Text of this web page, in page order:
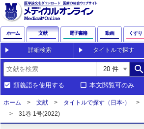
ホーム 文献 電子書籍 動画 くすり
詳細検索 タイトルで探す
search
類義語を使用する 本文閲覧可のみ
ホーム 文献 タイトルで探す（日本-）
31巻 1号(2022)